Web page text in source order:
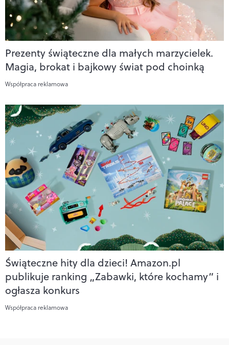
Prezenty świąteczne dla małych marzycielek.
Magia, brokat i bajkowy świat pod choinką
Współpraca reklamowa
Świąteczne hity dla dzieci! Amazon.pl
publikuje ranking „Zabawki, które kochamy” i
ogłasza konkurs
Współpraca reklamowa